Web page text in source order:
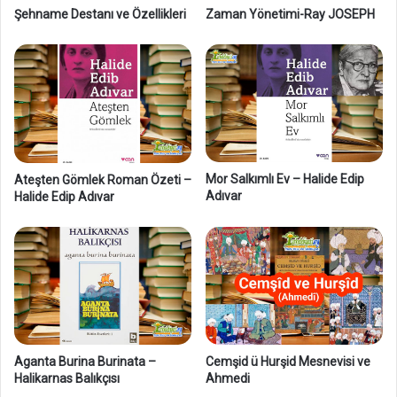
r
a
z
a
n
ı
y
o
r
?
m
k
Şehname Destanı ve Özellikleri Zaman Yönetimi-Ray JOSEPH
Ateşten Gömlek Roman Özeti –
Halide Edip Adıvar
Mor Salkımlı Ev – Halide Edip
Adıvar
Aganta Burina Burinata –
Halikarnas Balıkçısı
Cemşid ü Hurşid Mesnevisi ve
Ahmedi